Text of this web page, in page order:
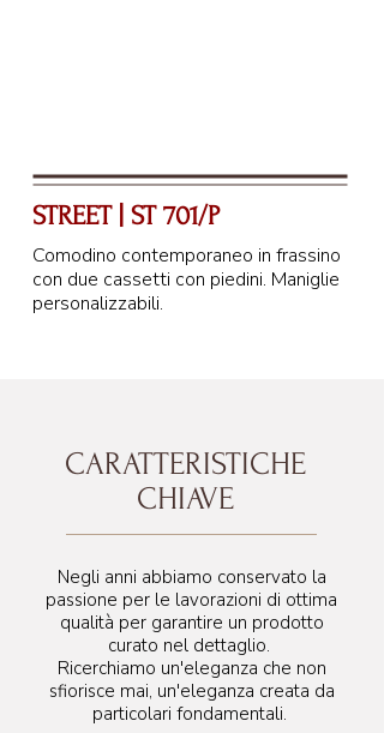
56 cm
STREET | ST 701/P
Comodino contemporaneo in frassino
con due cassetti con piedini. Maniglie
personalizzabili.
CARATTERISTICHE
CHIAVE
Negli anni abbiamo conservato la
passione per le lavorazioni di ottima
qualità per garantire un prodotto
curato nel dettaglio.
Ricerchiamo un'eleganza che non
sfiorisce mai, un'eleganza creata da
particolari fondamentali.